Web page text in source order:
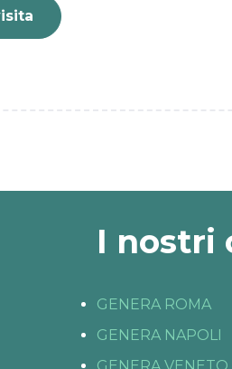
I nostri
GENERA ROMA
GENERA NAPOLI